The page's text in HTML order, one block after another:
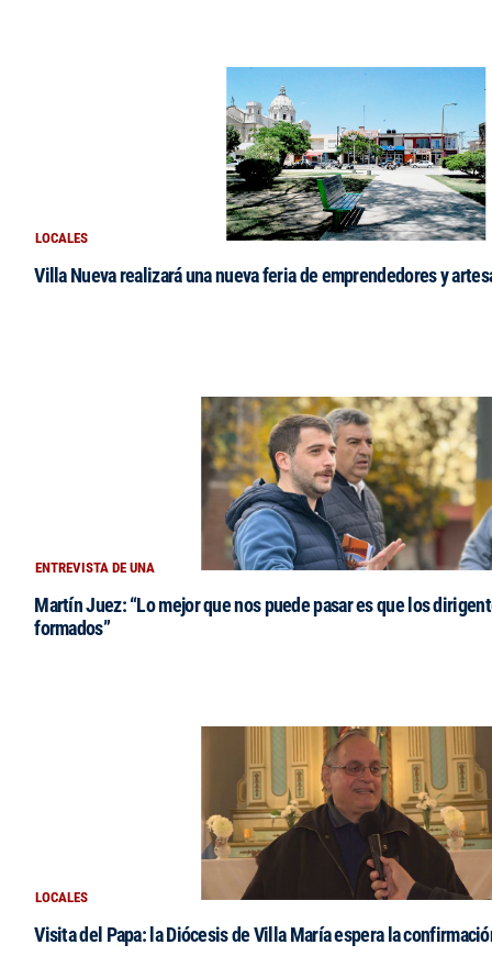
LOCALES
Villa Nueva realizará una nueva feria de emprendedores y
ENTREVISTA DE UNA
Martín Juez: “Lo mejor que nos puede pasar es que los
formados”
LOCALES
Visita del Papa: la Diócesis de Villa María espera la